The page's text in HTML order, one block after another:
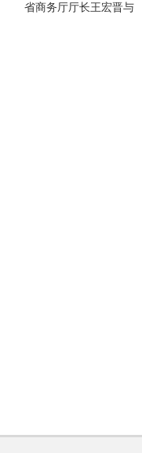
省商务厅厅长王宏晋与